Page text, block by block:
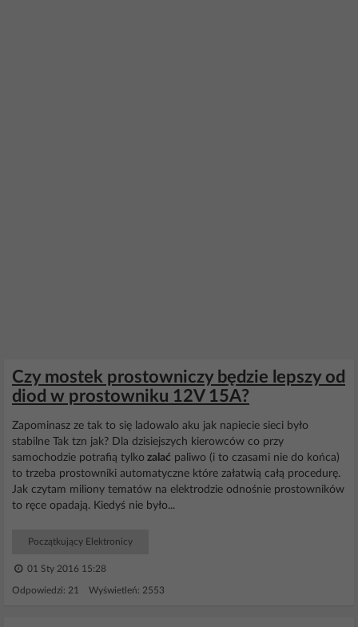
Czy mostek prostowniczy będzie lepszy od
diod w prostowniku 12V 15A?
Zapominasz ze tak to się ladowalo aku jak napiecie sieci było
stabilne Tak tzn jak? Dla dzisiejszych kierowców co przy
samochodzie potrafią tylko zalać paliwo (i to czasami nie do końca)
to trzeba prostowniki automatyczne które załatwią całą procedurę.
Jak czytam miliony tematów na elektrodzie odnośnie prostowników
to ręce opadają. Kiedyś nie było...
Początkujący Elektronicy
01 Sty 2016 15:28
Odpowiedzi: 21 Wyświetleń: 2553